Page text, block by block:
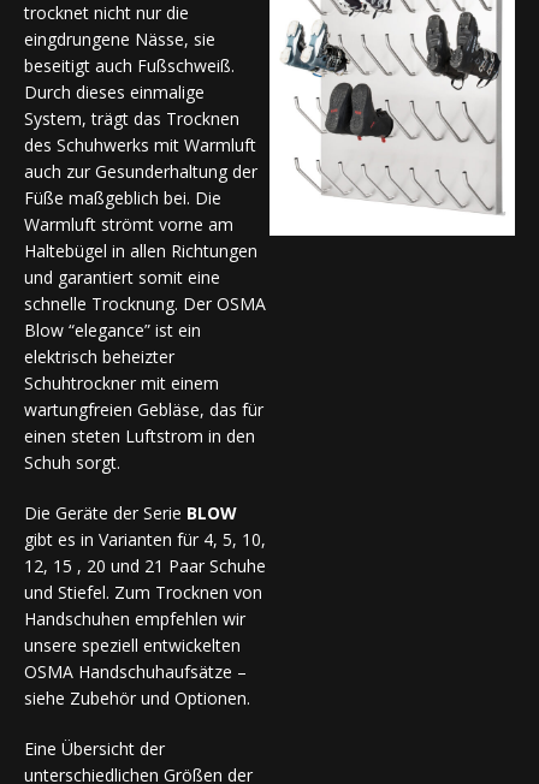
trocknet nicht nur die
eingdrungene Nässe, sie
beseitigt auch Fußschweiß.
Durch dieses einmalige
System, trägt das Trocknen
des Schuhwerks mit Warmluft
auch zur Gesunderhaltung der
Füße maßgeblich bei. Die
Warmluft strömt vorne am
Haltebügel in allen Richtungen
und garantiert somit eine
schnelle Trocknung. Der OSMA
Blow “elegance” ist ein
elektrisch beheizter
Schuhtrockner mit einem
wartungfreien Gebläse, das für
einen steten Luftstrom in den
Schuh sorgt.
Die Geräte der Serie BLOW
gibt es in Varianten für 4, 5, 10,
12, 15 , 20 und 21 Paar Schuhe
und Stiefel. Zum Trocknen von
Handschuhen empfehlen wir
unsere speziell entwickelten
OSMA Handschuhaufsätze –
siehe Zubehör und Optionen.
Eine Übersicht der
unterschiedlichen Größen der